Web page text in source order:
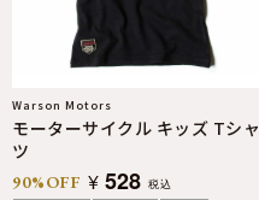
Warson Motors
モーターサイクル キッズ Tシャ
ツ
90%OFF ¥ 528 税込